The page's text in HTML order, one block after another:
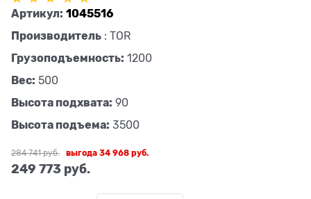
Артикул: 1045516
Производитель : TOR
Грузоподъемность: 1200
Вес: 500
Высота подхвата: 90
Высота подъема: 3500
284 741 руб.
249 773 руб.
выгода34 968 руб.